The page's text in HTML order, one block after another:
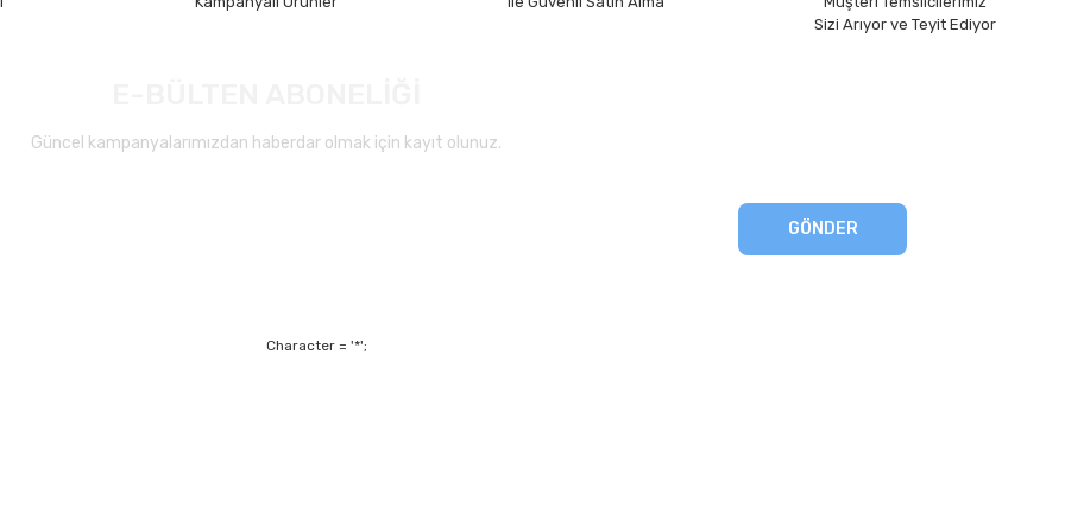
Sizi Arıyor ve Teyit Ediyor
Güncel kampanyalarımızdan haberdar olmak için kayıt olunuz.
GÖNDER
Character = '*';